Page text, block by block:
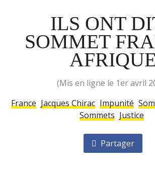
ILS ONT
SOMMET
(mis en ligne le 1er avril
France Jacques Chirac Impunité
Sommets Justice
Partager